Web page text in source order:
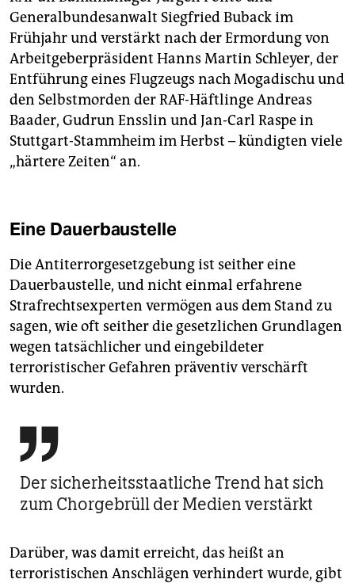
Generalbundesanwalt Siegfried Buback im
Frühjahr und verstärkt nach der Ermordung von
Arbeitgeberpräsident Hanns Martin Schleyer, der
Entführung eines Flugzeugs nach Mogadischu und
den Selbstmorden der RAF-Häftlinge Andreas
Baader, Gudrun Ensslin und Jan-Carl Raspe in
Stuttgart-Stammheim im Herbst – kündigten viele
„härtere Zeiten“ an.
Eine Dauerbaustelle
Die Antiterrorgesetzgebung ist seither eine
Dauerbaustelle, und nicht einmal erfahrene
Strafrechtsexperten vermögen aus dem Stand zu
sagen, wie oft seither die gesetzlichen Grundlagen
wegen tatsächlicher und eingebildeter
terroristischer Gefahren präventiv verschärft
wurden.

Der sicherheitsstaatliche Trend hat sich
zum Chorgebrüll der Medien verstärkt
Darüber, was damit erreicht, das heißt an
terroristischen Anschlägen verhindert wurde, gibt